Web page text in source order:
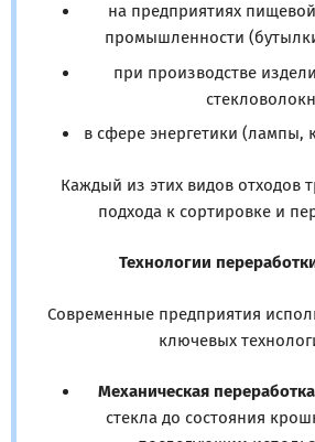
на предприятиях
промышленности
при производстве
в сфере энергетики (лампы,
Каждый из этих видов отходов
подхода к сортировке и
Технологии
Современные предприятия
ключевых
Механическая переработка
стекла до состояния